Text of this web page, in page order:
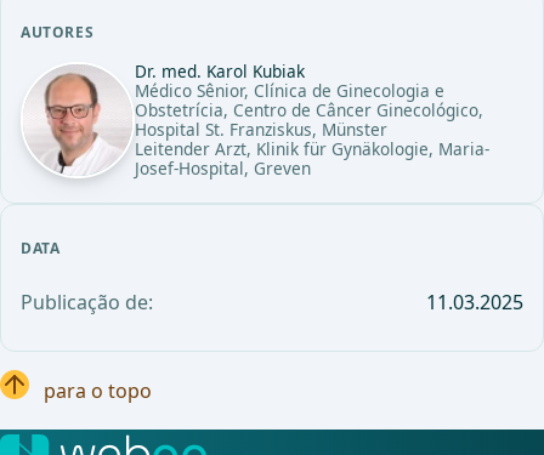
AUTORES
Dr. med. Karol Kubiak
Médico Sênior, Clínica de Ginecologia e
Obstetrícia, Centro de Câncer Ginecológico,
Hospital St. Franziskus, Münster
Leitender Arzt, Klinik für Gynäkologie, Maria-
Josef-Hospital, Greven
DATA
Publicação de: 11.03.2025
para o topo